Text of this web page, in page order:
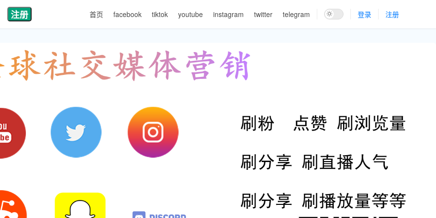
注册 首页 facebook tiktok youtube instagram twitter telegram 登录 注册